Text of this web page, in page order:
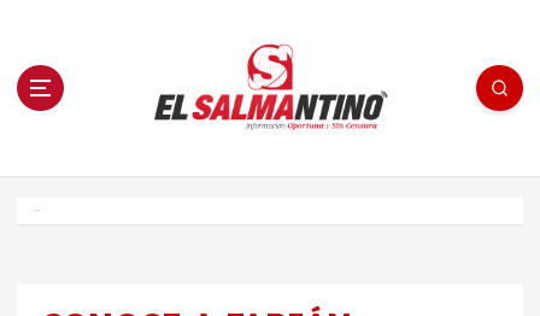
n El Salmantino - medios/noticias/editorial